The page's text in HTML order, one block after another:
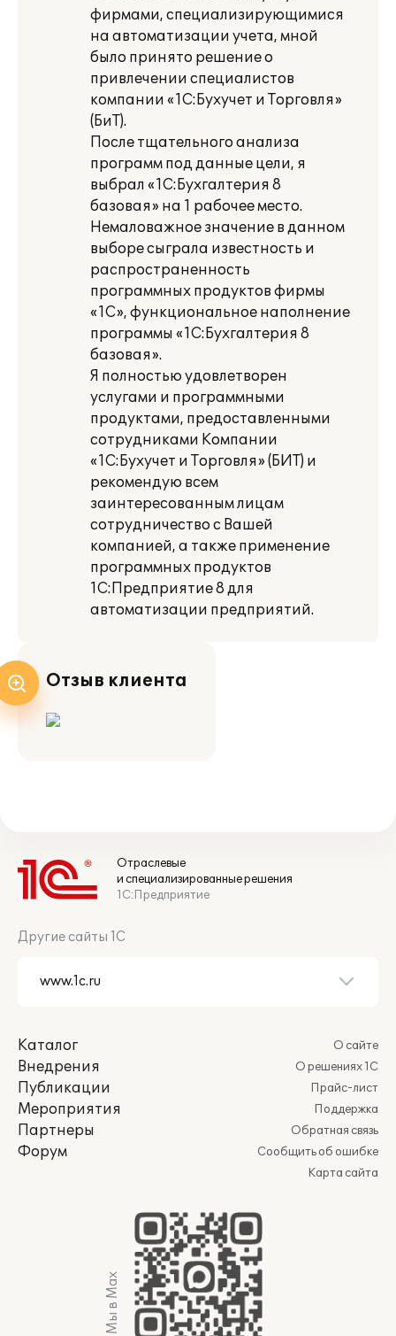
фирмами, специализирующимися
на автоматизации учета, мной
было принято решение о
привлечении специалистов
компании «1С:Бухучет и Торговля»
(БиТ).
После тщательного анализа
программ под данные цели, я
выбрал «1С:Бухгалтерия 8
базовая» на 1 рабочее место.
Немаловажное значение в данном
выборе сыграла известность и
распространенность
программных продуктов фирмы
«1С», функциональное наполнение
программы «1С:Бухгалтерия 8
базовая».
Я полностью удовлетворен
услугами и программными
продуктами, предоставленными
сотрудниками Компании
«1С:Бухучет и Торговля» (БИТ) и
рекомендую всем
заинтересованным лицам
сотрудничество с Вашей
компанией, а также применение
программных продуктов
1С:Предприятие 8 для
автоматизации предприятий.
Отзыв клиента
Отраслевые
и специализированные решения
1С:Предприятие
Другие сайты 1С
Каталог
Внедрения
Публикации
Мероприятия
Партнеры
Форум
О сайте
О решениях 1С
Прайс-лист
Поддержка
Обратная связь
Сообщить об ошибке
Карта сайта
Мы в Max